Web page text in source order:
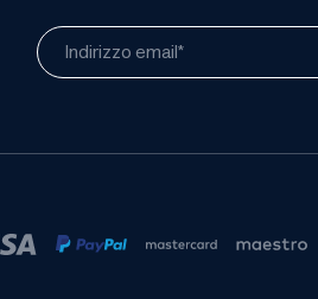
Indirizzo email*